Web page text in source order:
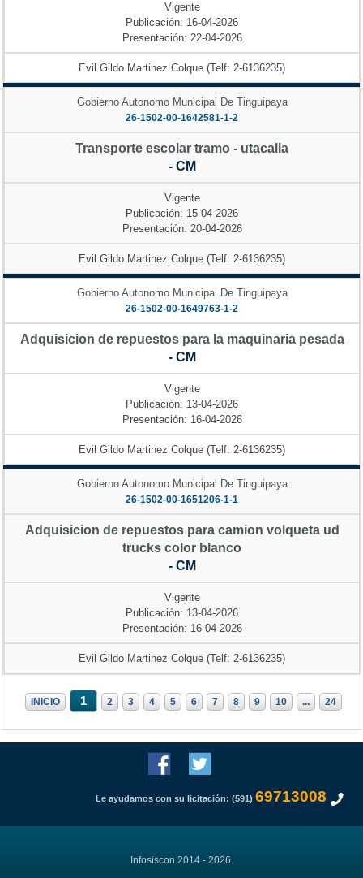
Vigente
Publicación: 16-04-2026
Presentación: 22-04-2026
Evil Gildo Martinez Colque (Telf: 2-6136235)
Gobierno Autonomo Municipal De Tinguipaya
26-1502-00-1642581-1-2
Transporte escolar tramo - utacalla
- CM
Vigente
Publicación: 15-04-2026
Presentación: 20-04-2026
Evil Gildo Martinez Colque (Telf: 2-6136235)
Gobierno Autonomo Municipal De Tinguipaya
26-1502-00-1649763-1-2
Adquisicion de repuestos para la maquinaria pesada
- CM
Vigente
Publicación: 13-04-2026
Presentación: 16-04-2026
Evil Gildo Martinez Colque (Telf: 2-6136235)
Gobierno Autonomo Municipal De Tinguipaya
26-1502-00-1651206-1-1
Adquisicion de repuestos para camion volqueta ud
trucks color blanco
- CM
Vigente
Publicación: 13-04-2026
Presentación: 16-04-2026
Evil Gildo Martinez Colque (Telf: 2-6136235)
INICIO 1 2 3 4 5 6 7 8 9 10 ... 24
Le ayudamos con su licitación: (591) 69713008
Infosiscon 2014 - 2026.